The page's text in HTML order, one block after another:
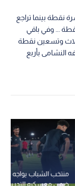
نقطة بينما تراجع
... وفي باقي
ثلاث وتسعين نقطة
النشامى بأربع
منتخب الشباب يواجه
ضمن معسكره التدريبي